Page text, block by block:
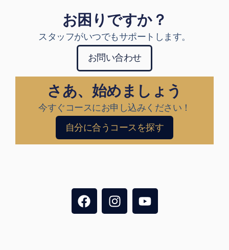
お困りですか？
スタッフがいつでもサポートします。
お問い合わせ
さあ、始めましょう
今すぐコースにお申し込みください！
自分に合うコースを探す
F
a
I
n
Y
o